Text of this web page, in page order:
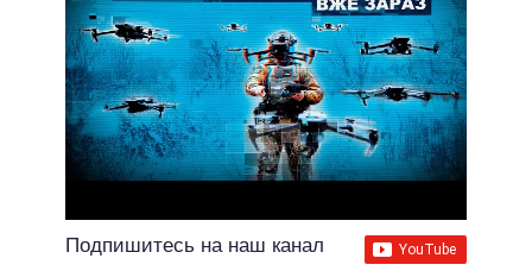
Подпишитесь на наш канал